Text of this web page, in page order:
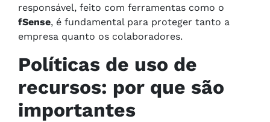
responsável, feito com ferramentas como o
fSense, é fundamental para proteger tanto a
empresa quanto os colaboradores.
Políticas de uso de
recursos: por que são
importantes